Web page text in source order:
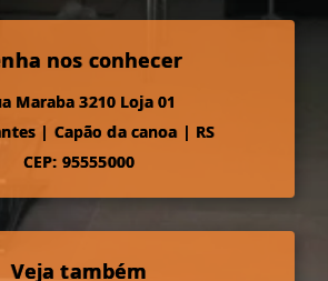
nos conhecer
Maraba 3210 Loja 01
| Capão da canoa | RS
CEP: 95555000
Veja também